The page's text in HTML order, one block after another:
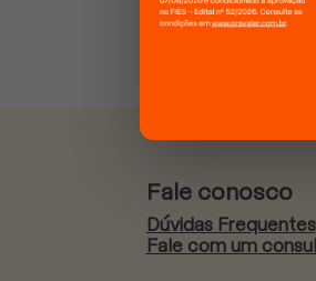
Fale conosco
Dúvidas Frequentes
Fale com um